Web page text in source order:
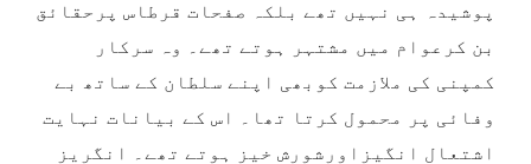
پوشیدہ ہی نہیں تھے بلکہ صفحات قرطاس پرحقائق
بن کرعوام میں مشتہر ہوتے تھے۔ وہ سرکار
کمپنی کی ملازمت کوبھی اپنے سلطان کے ساتھ بے
وفائی پر محمول کرتا تھا۔ اس کے بیانات نہایت
اشتعال انگیزاورشورش خیز ہوتے تھے۔ انگریز